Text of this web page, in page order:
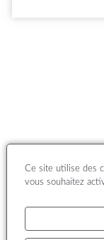
Ce site utilise des
vous souhaitez